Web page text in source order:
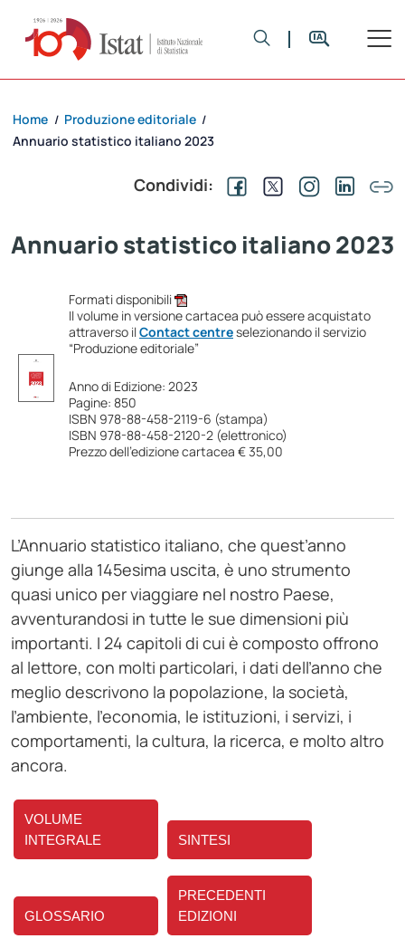
Home / Produzione editoriale /
Annuario statistico italiano 2023
Condividi:
Annuario statistico italiano 2023
Formati disponibili
Il volume in versione cartacea può essere acquistato
attraverso ilContact centreselezionando il servizio
“Produzione editoriale”
Anno di Edizione: 2023
Pagine: 850
ISBN 978-88-458-2119-6 (stampa)
ISBN 978-88-458-2120-2 (elettronico)
Prezzo dell’edizione cartacea € 35,00
L’Annuario statistico italiano, che quest’anno
giunge alla 145esima uscita, è uno strumento
quasi unico per viaggiare nel nostro Paese,
avventurandosi in tutte le sue dimensioni più
importanti. I 24 capitoli di cui è composto offrono
al lettore, con molti particolari, i dati dell’anno che
meglio descrivono la popolazione, la società,
l’ambiente, l’economia, le istituzioni, i servizi, i
comportamenti, la cultura, la ricerca, e molto altro
ancora.
VOLUME
INTEGRALE
SINTESI
GLOSSARIO
PRECEDENTI
EDIZIONI